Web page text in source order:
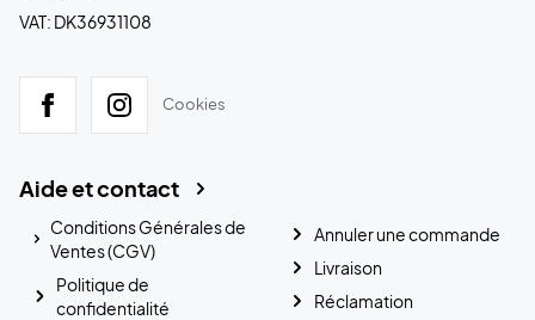
VAT: DK36931108
Cookies
Aide et contact
Conditions Générales de
Ventes (CGV)
Politique de
confidentialité
Annuler une commande
Livraison
Réclamation